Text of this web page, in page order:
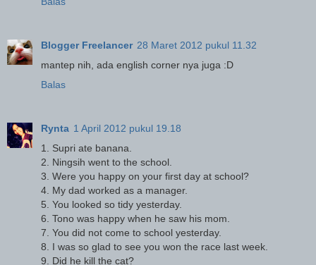
Blogger Freelancer 28 Maret 2012 pukul 11.32
mantep nih, ada english corner nya juga :D
Balas
Rynta 1 April 2012 pukul 19.18
1. Supri ate banana.
2. Ningsih went to the school.
3. Were you happy on your first day at school?
4. My dad worked as a manager.
5. You looked so tidy yesterday.
6. Tono was happy when he saw his mom.
7. You did not come to school yesterday.
8. I was so glad to see you won the race last week.
9. Did he kill the cat?